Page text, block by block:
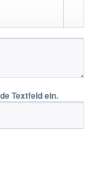
Textfeld ein.